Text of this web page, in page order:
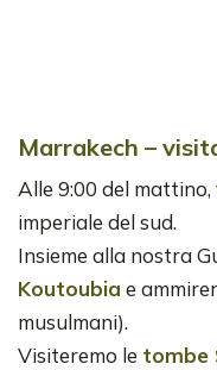
Marrakech –
Alle 9:00 del mattino,
imperiale del sud.
Insieme alla nostra
Koutoubia e
musulmani).
Visiteremo le tombe